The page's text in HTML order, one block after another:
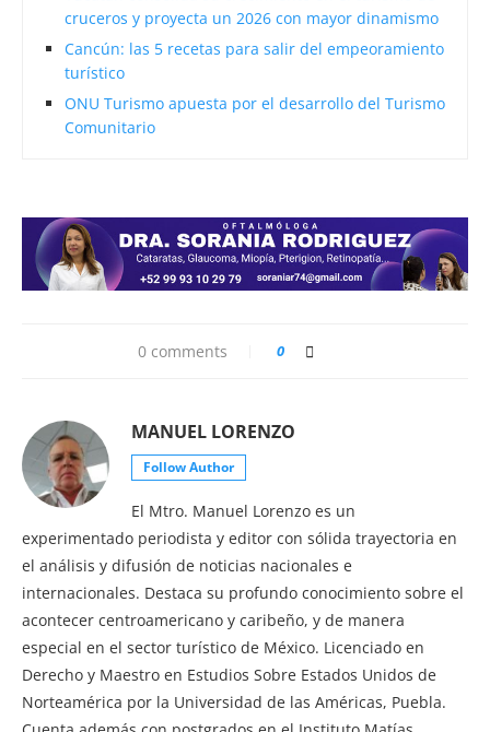
cruceros y proyecta un 2026 con mayor dinamismo
Cancún: las 5 recetas para salir del empeoramiento
turístico
ONU Turismo apuesta por el desarrollo del Turismo
Comunitario
0 comments 0
MANUEL LORENZO
Follow Author
El Mtro. Manuel Lorenzo es un
experimentado periodista y editor con sólida trayectoria en
el análisis y difusión de noticias nacionales e
internacionales. Destaca su profundo conocimiento sobre el
acontecer centroamericano y caribeño, y de manera
especial en el sector turístico de México. Licenciado en
Derecho y Maestro en Estudios Sobre Estados Unidos de
Norteamérica por la Universidad de las Américas, Puebla.